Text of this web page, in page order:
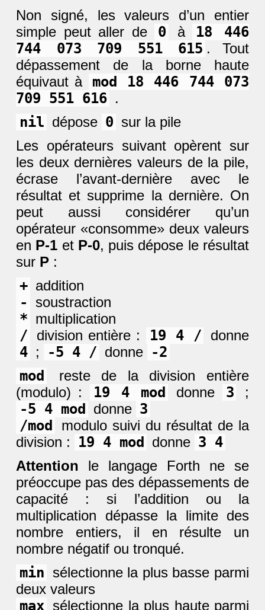
Non signé, les valeurs d’un entier
simple peut aller de
0 à
18 446
744 073 709 551 615 . Tout
dépassement de la borne haute
équivaut à
mod 18 446 744 073
709 551 616 .
nil dépose 0 sur la pile
Les opérateurs suivant opèrent sur
les deux dernières valeurs de la pile,
écrase l’avant-dernière avec le
résultat et supprime la dernière. On
peut aussi considérer qu’un
opérateur «consomme» deux valeurs
en P-1 et P-0, puis dépose le résultat
sur P :
+ addition
- soustraction
* multiplication
/ division entière : 19 4 / donne
4 ; -5 4 / donne -2
mod
reste de la division entière
(modulo) :
19 4 mod donne 3 ;
-5 4 mod donne 3
/mod
modulo suivi du résultat de la
division :
19 4 mod donne 3 4
Attention le langage Forth ne se
préoccupe pas des dépassements de
capacité : si l’addition ou la
multiplication dépasse la limite des
nombre entiers, il en résulte un
nombre négatif ou tronqué.
min sélectionne la plus basse parmi
deux valeurs
max sélectionne la plus haute parmi